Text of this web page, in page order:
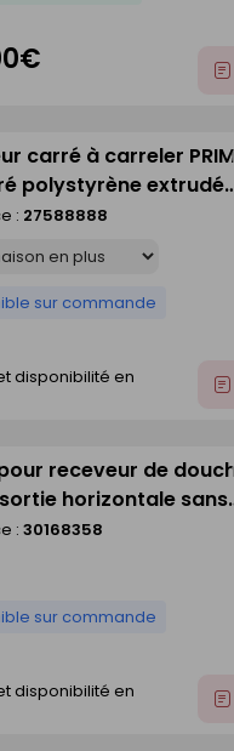
carré à carreler
polystyrène extrudé
larg.120cm
: 27588888
sur commande
disponibilité en
receveur de
sortie horizontale sans
: 30168358
sur commande
disponibilité en